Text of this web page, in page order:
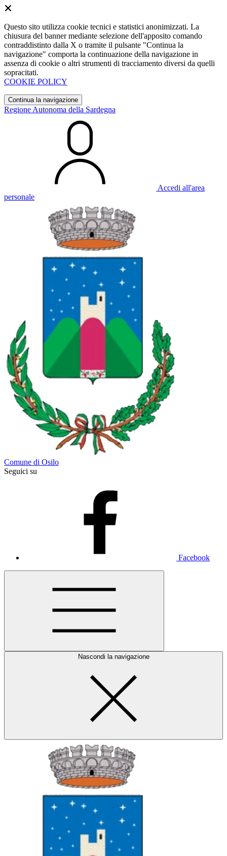
Questo sito utilizza cookie tecnici e statistici anonimizzati. La
chiusura del banner mediante selezione dell'apposito comando
contraddistinto dalla X o tramite il pulsante "Continua la
navigazione" comporta la continuazione della navigazione in
assenza di cookie o altri strumenti di tracciamento diversi da quelli
sopracitati.
COOKIE POLICY
Continua la navigazione
Regione Autonoma della Sardegna
Accedi all'area
personale
Comune di Osilo
Seguici su
Facebook
Nascondi la navigazione